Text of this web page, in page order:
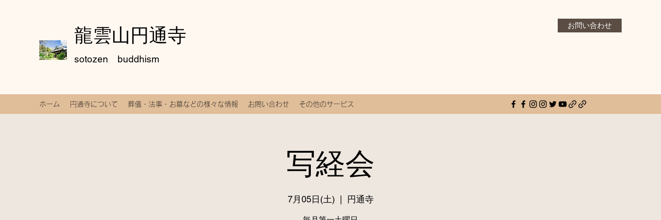
龍雲山円通寺
sotozen buddhism
お問い合わせ
ホーム 円通寺について 葬儀・法事・お墓などの様々な情報 お問い合わせ その他のサービス
写経会
7月05日(土) 円通寺